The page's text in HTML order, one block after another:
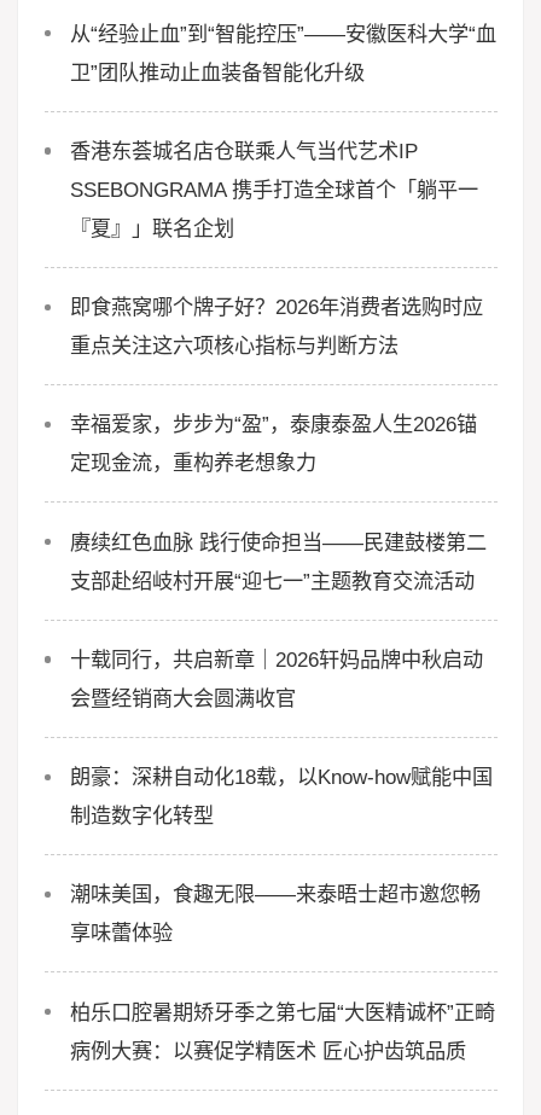
从“经验止血”到“智能控压”——安徽医科大学“血
卫”团队推动止血装备智能化升级
香港东荟城名店仓联乘人气当代艺术IP
SSEBONGRAMA 携手打造全球首个「躺平一
『夏』」联名企划
即食燕窝哪个牌子好？2026年消费者选购时应
重点关注这六项核心指标与判断方法
幸福爱家，步步为“盈”，泰康泰盈人生2026锚
定现金流，重构养老想象力
赓续红色血脉 践行使命担当——民建鼓楼第二
支部赴绍岐村开展“迎七一”主题教育交流活动
十载同行，共启新章｜2026轩妈品牌中秋启动
会暨经销商大会圆满收官
朗豪：深耕自动化18载，以Know-how赋能中国
制造数字化转型
潮味美国，食趣无限——来泰晤士超市邀您畅
享味蕾体验
柏乐口腔暑期矫牙季之第七届“大医精诚杯”正畸
病例大赛：以赛促学精医术 匠心护齿筑品质